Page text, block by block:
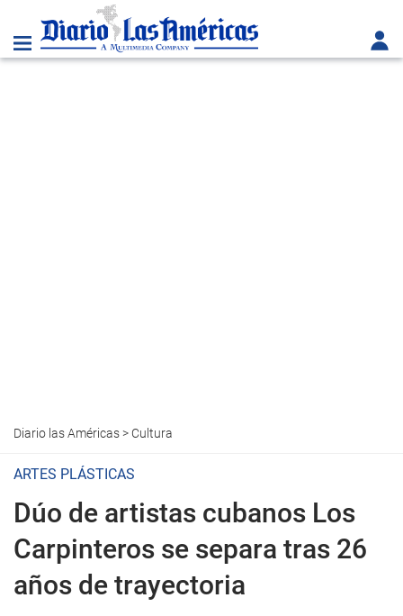
Diario las Américas> Cultura
ARTES PLÁSTICAS
Dúo de artistas cubanos Los
Carpinteros se separa tras 26
años de trayectoria